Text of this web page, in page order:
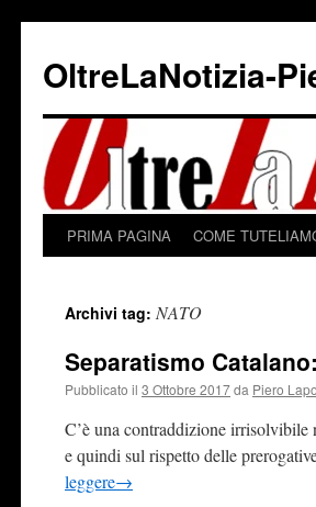
contenuto
OltreLaNotizia-
PRIMA PAGINA COME
Archivi tag: NATO
Separatismo
Pubblicato il 3 Ottobre 2017da Piero
C’è una contraddizione
e quindi sul rispetto delle
leggere→